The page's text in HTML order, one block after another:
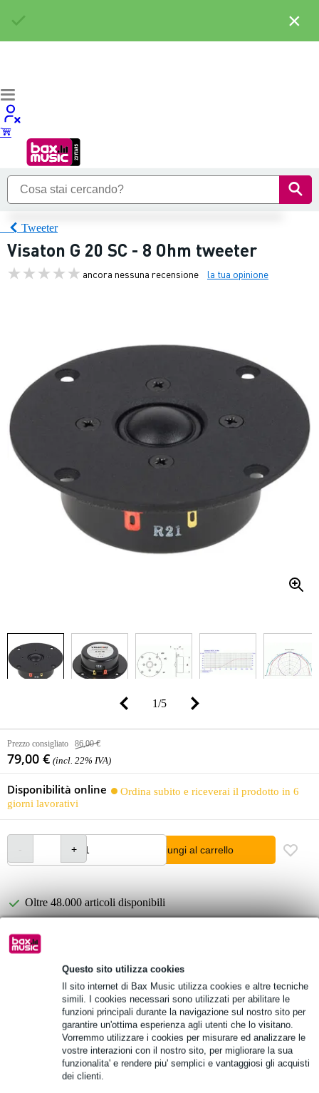
Questo sito utilizza cookies
Il sito internet di Bax Music utilizza cookies e altre tecniche
simili. I cookies necessari sono utilizzati per abilitare le
funzioni principali durante la navigazione sul nostro sito per
garantire un'ottima esperienza agli utenti che lo visitano.
Vorremmo utilizzare i cookies per misurare ed analizzare le
vostre interazioni con il nostro sito, per migliorare la sua
funzionalita' e rendere piu' semplici e vantaggiosi gli acquisti
dei clienti.
Tweeter
Visaton G 20 SC - 8 Ohm tweeter
ancora nessuna recensione la tua opinione
1/5
Prezzo consigliato 86,00 €
79,00 € (incl. 22% IVA)
Disponibilità online
Ordina subito e riceverai il prodotto in 6
giorni lavorativi
Aggiungi al carrello
Oltre 48.000 articoli disponibili
Informazioni sul prodotto
tipo: tweeter a cupola in tessuto
apertura: cupola in tessuto
costruzione: cupola
Specifiche complete
×